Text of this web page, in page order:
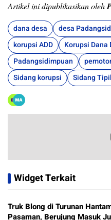
Artikel ini dipublikasikan oleh
dana desa desa
korupsi ADD
Korupsi Dana
Padangsidimpuan
Sidang korupsi
Sidang
Widget Terkait
Truk Blong di Turunan
Pasaman, Berujung Masuk